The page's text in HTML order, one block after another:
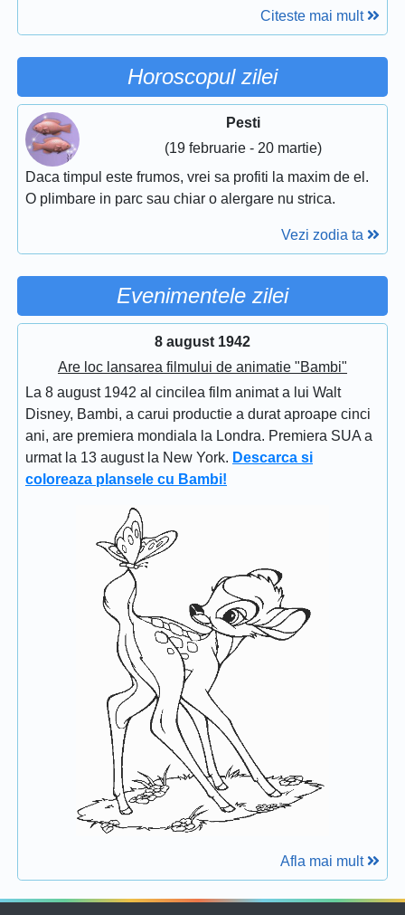
Citeste mai mult
Horoscopul zilei
Pesti
(19 februarie - 20 martie)
Daca timpul este frumos, vrei sa profiti la maxim de el.
O plimbare in parc sau chiar o alergare nu strica.
Vezi zodia ta
Evenimentele zilei
8 august 1942
Are loc lansarea filmului de animatie "Bambi"
La 8 august 1942 al cincilea film animat a lui Walt
Disney, Bambi, a carui productie a durat aproape cinci
ani, are premiera mondiala la Londra. Premiera SUA a
urmat la 13 august la New York. Descarca si
coloreaza plansele cu Bambi!
Afla mai mult